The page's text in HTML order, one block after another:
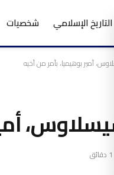
التاريخ الإسلامي شخصيات
أمير بوهيميا، بأمر من أخيه
1 دقائق